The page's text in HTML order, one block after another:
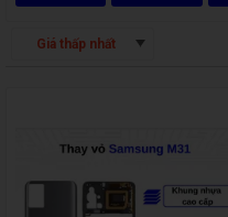
Giá thấp nhất